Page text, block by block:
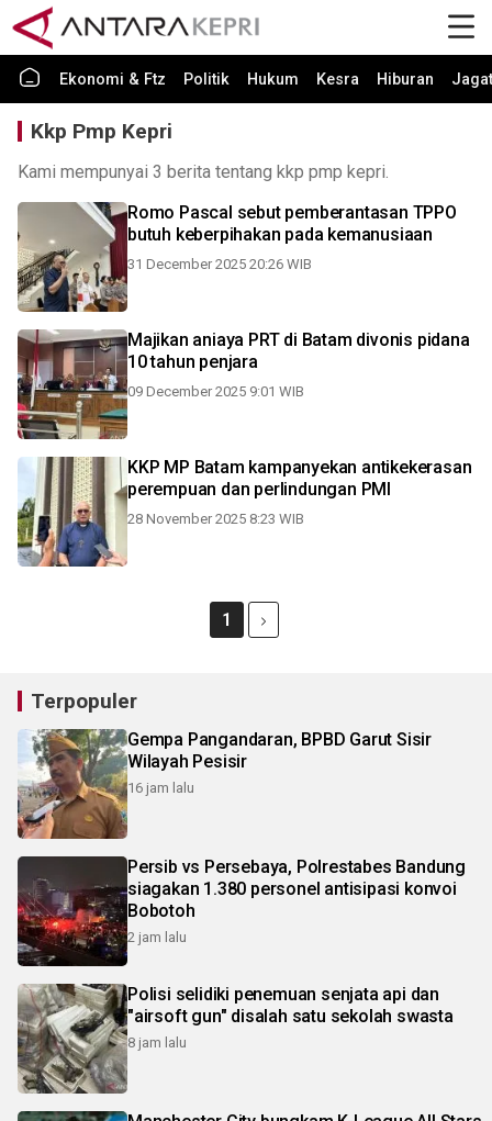
Ekonomi & Ftz Politik Hukum Kesra Hiburan Jagat
Kkp Pmp Kepri
Kami mempunyai 3 berita tentang kkp pmp kepri.
Romo Pascal sebut pemberantasan TPPO
butuh keberpihakan pada kemanusiaan
31 December 2025 20:26 WIB
Majikan aniaya PRT di Batam divonis pidana
10 tahun penjara
09 December 2025 9:01 WIB
KKP MP Batam kampanyekan antikekerasan
perempuan dan perlindungan PMI
28 November 2025 8:23 WIB
1
Terpopuler
Gempa Pangandaran, BPBD Garut Sisir
Wilayah Pesisir
16 jam lalu
Persib vs Persebaya, Polrestabes Bandung
siagakan 1.380 personel antisipasi konvoi
Bobotoh
2 jam lalu
Polisi selidiki penemuan senjata api dan
"airsoft gun" disalah satu sekolah swasta
8 jam lalu